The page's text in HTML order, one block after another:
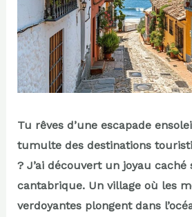
Tu rêves d’une escapade
tumulte des destinations
? J’ai découvert un joyau caché
cantabrique. Un village où les
verdoyantes plongent dans